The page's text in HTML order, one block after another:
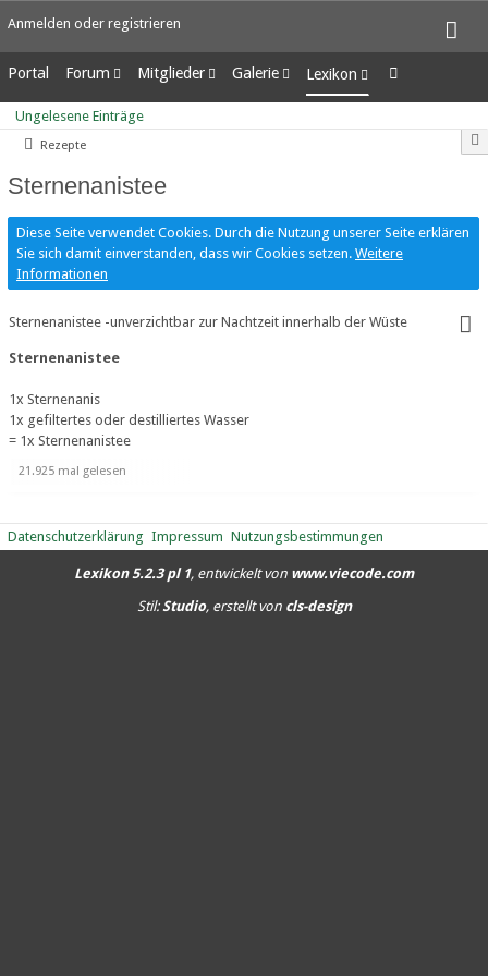
Anmelden oder registrieren
Portal Forum
Unerledigte Themen
Mitglieder
Letzte Aktivitäten
Benutzer online
Galerie
Alben
Bilder
Lexikon
Ungelesene Einträge
Ungelesene Einträge
Rezepte
Sternenanistee
Diese Seite verwendet Cookies. Durch die Nutzung unserer Seite erklären
Sie sich damit einverstanden, dass wir Cookies setzen. Weitere
Informationen
Sternenanistee -unverzichtbar zur Nachtzeit innerhalb der Wüste
Sternenanistee
1x Sternenanis
1x gefiltertes oder destilliertes Wasser
= 1x Sternenanistee
21.925 mal gelesen
Datenschutzerklärung Impressum Nutzungsbestimmungen
Lexikon 5.2.3 pl 1, entwickelt von www.viecode.com
Stil:Studio, erstellt von cls-design